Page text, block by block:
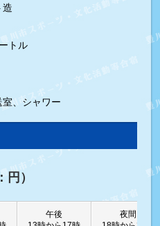
トル
、シャワー
）
午後
夜間